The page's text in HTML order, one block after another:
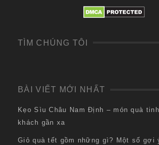
TÌM CHÚNG TÔI
BÀI VIẾT MỚI NHẤT
Kẹo Sìu Châu Nam Định – món quà
khách gần xa
Giỏ quà tết gồm những gì? Một số gợi